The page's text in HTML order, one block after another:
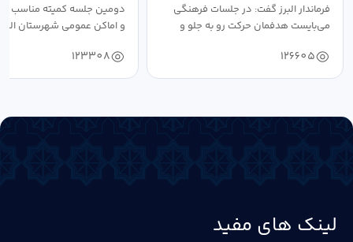
فرماندار البرز گفت: در جلسات فرهنگی
می‌بایست هدفمان حرکت رو به جلو و
126605
دومین جلسه کمیته مناسب
و اماکن عمومی شهرستان
123308
لینک های مفید